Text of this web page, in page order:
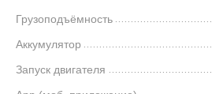
Грузоподъёмность
Аккумулятор
Запуск двигателя